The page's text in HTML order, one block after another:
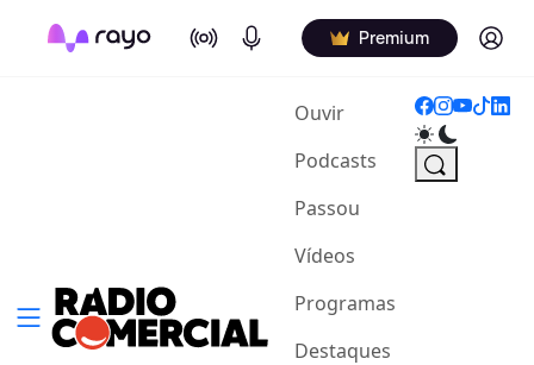
On Air Podcasts Premium Log in
Ouvir(current)
Podcasts
Passou
Vídeos
Programas
Destaques